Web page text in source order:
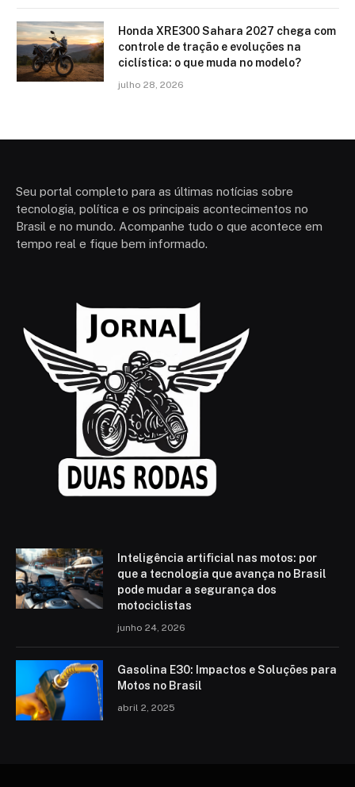
Honda XRE300 Sahara 2027 chega com
controle de tração e evoluções na
ciclística: o que muda no modelo?
julho 28, 2026
Seu portal completo para as últimas notícias sobre
tecnologia, política e os principais acontecimentos no
Brasil e no mundo. Acompanhe tudo o que acontece em
tempo real e fique bem informado.
Inteligência artificial nas motos: por
que a tecnologia que avança no Brasil
pode mudar a segurança dos
motociclistas
junho 24, 2026
Gasolina E30: Impactos e Soluções para
Motos no Brasil
abril 2, 2025